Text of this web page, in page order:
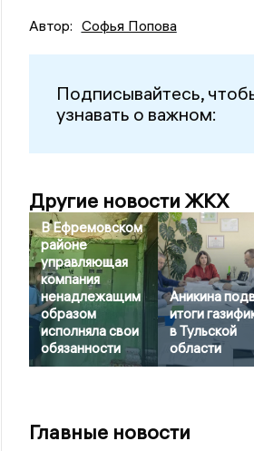
Автор: Софья Попова
Подписывайтесь,
узнавать о важном:
Другие новости ЖКХ
В Ефремовском
районе
управляющая
компания
ненадлежащим
образом
исполняла свои
обязанности
Аникина
итоги
в Тульской
области
Главные новости